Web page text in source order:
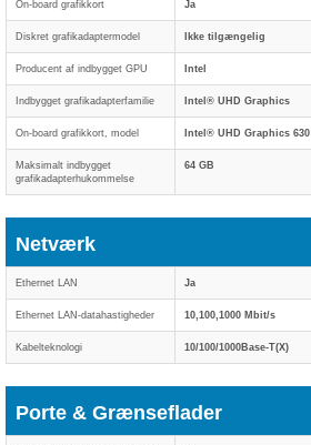
On-board grafikkort Ja
Diskret grafikadaptermodel Ikke tilgængelig
Producent af indbygget GPU Intel
Indbygget grafikadapterfamilie Intel® UHD Graphics
On-board grafikkort, model Intel® UHD Graphics 630
Maksimalt indbygget
grafikadapterhukommelse
64 GB
Netværk
Ethernet LAN Ja
Ethernet LAN-datahastigheder 10,100,1000 Mbit/s
Kabelteknologi 10/100/1000Base-T(X)
Porte & Grænseflader